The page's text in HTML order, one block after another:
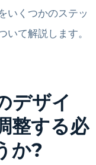
いくつかのステッ
いて解説します。
デザイ
整する必
か?